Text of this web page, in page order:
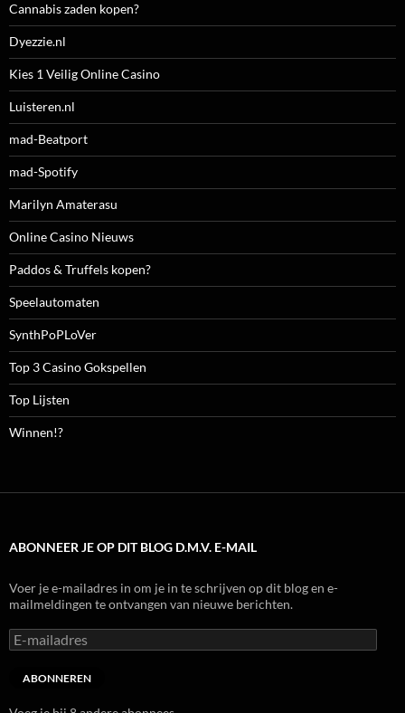
Cannabis zaden kopen?
Dyezzie.nl
Kies 1 Veilig Online Casino
Luisteren.nl
mad-Beatport
mad-Spotify
Marilyn Amaterasu
Online Casino Nieuws
Paddos & Truffels kopen?
Speelautomaten
SynthPoPLoVer
Top 3 Casino Gokspellen
Top Lijsten
Winnen!?
ABONNEER JE OP DIT BLOG D.M.V. E-MAIL
Voer je e-mailadres in om je in te schrijven op dit blog en e-
mailmeldingen te ontvangen van nieuwe berichten.
E-
mailadres
ABONNEREN